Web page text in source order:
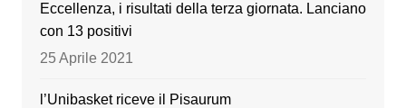
Eccellenza, i risultati della terza giornata. Lanciano
con 13 positivi
25 Aprile 2021
l’Unibasket riceve il Pisaurum